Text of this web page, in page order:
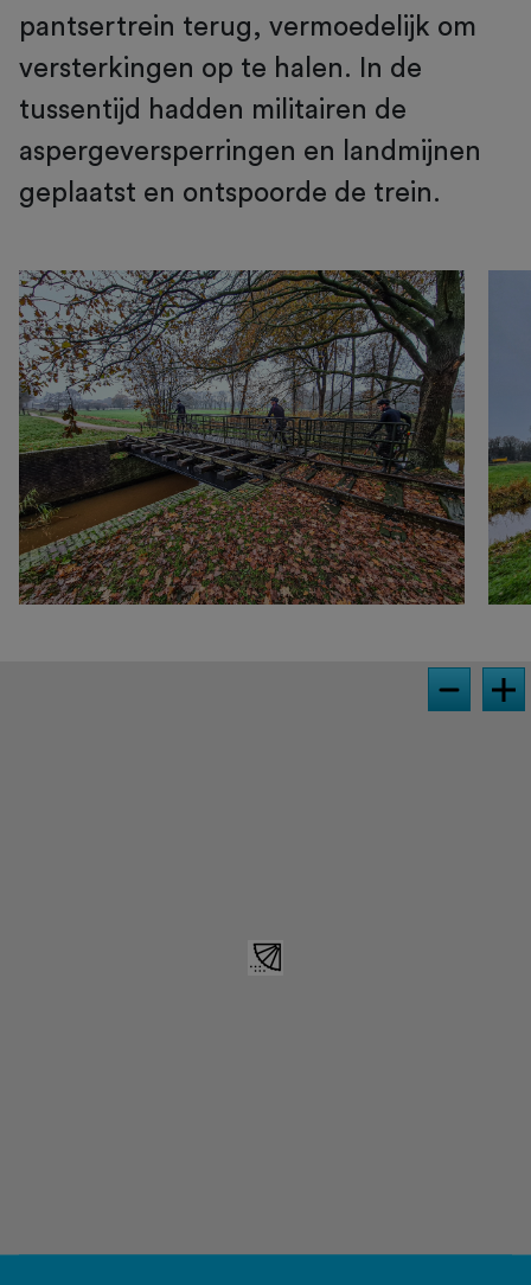
pantsertrein terug, vermoedelijk om
versterkingen op te halen. In de
tussentijd hadden militairen de
aspergeversperringen en landmijnen
geplaatst en ontspoorde de trein.